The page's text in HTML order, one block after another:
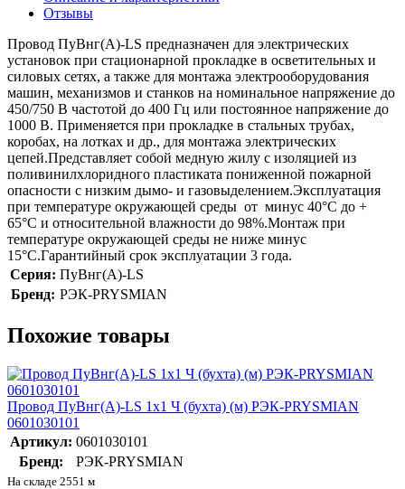
Отзывы
Провод ПуВнг(А)-LS предназначен для электрических
установок при стационарной прокладке в осветительных и
силовых сетях, а также для монтажа электрооборудования
машин, механизмов и станков на номинальное напряжение до
450/750 В частотой до 400 Гц или постоянное напряжение до
1000 В. Применяется при прокладке в стальных трубах,
коробах, на лотках и др., для монтажа электрических
цепей.Представляет собой медную жилу с изоляцией из
поливинилхлоридного пластиката пониженной пожарной
опасности с низким дымо- и газовыделением.Эксплуатация
при температуре окружающей среды от минус 40°C до +
65°C и относительной влажности до 98%.Монтаж при
температуре окружающей среды не ниже минус
15°C.Гарантийный срок эксплуатации 3 года.
Серия: ПуВнг(А)-LS
Бренд: РЭК-PRYSMIAN
Похожие товары
Провод ПуВнг(А)-LS 1х1 Ч (бухта) (м) РЭК-PRYSMIAN
0601030101
Артикул: 0601030101
Бренд:
РЭК-PRYSMIAN
На складе 2551 м